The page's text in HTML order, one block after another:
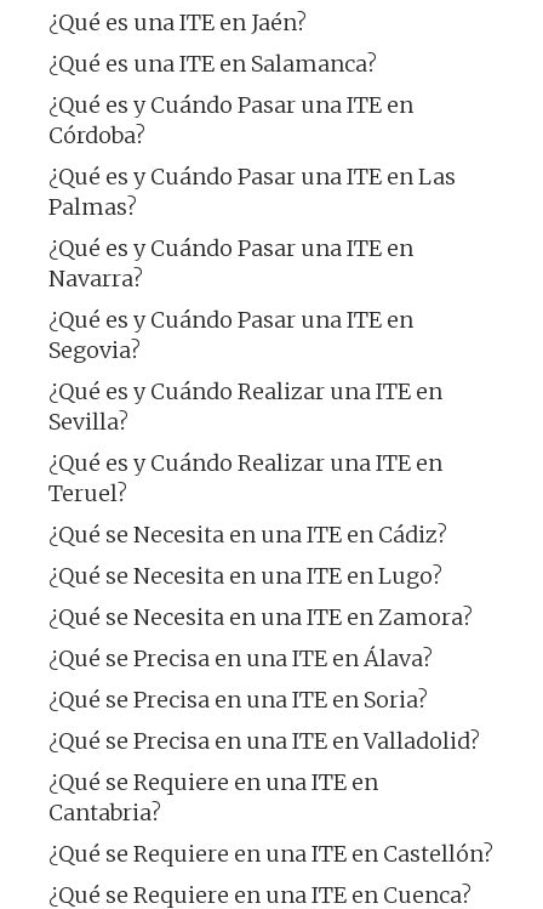
¿Qué es una ITE en Jaén?
¿Qué es una ITE en Salamanca?
¿Qué es y Cuándo Pasar una ITE en
Córdoba?
¿Qué es y Cuándo Pasar una ITE en Las
Palmas?
¿Qué es y Cuándo Pasar una ITE en
Navarra?
¿Qué es y Cuándo Pasar una ITE en
Segovia?
¿Qué es y Cuándo Realizar una ITE en
Sevilla?
¿Qué es y Cuándo Realizar una ITE en
Teruel?
¿Qué se Necesita en una ITE en Cádiz?
¿Qué se Necesita en una ITE en Lugo?
¿Qué se Necesita en una ITE en Zamora?
¿Qué se Precisa en una ITE en Álava?
¿Qué se Precisa en una ITE en Soria?
¿Qué se Precisa en una ITE en Valladolid?
¿Qué se Requiere en una ITE en
Cantabria?
¿Qué se Requiere en una ITE en Castellón?
¿Qué se Requiere en una ITE en Cuenca?